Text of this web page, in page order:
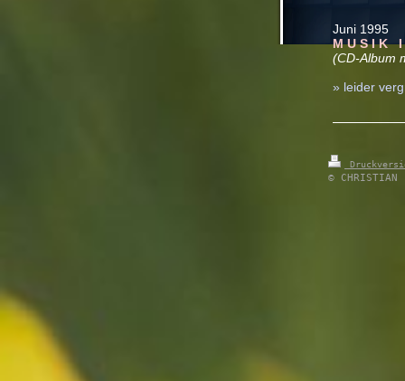
Juni 1995
M U S I K
(CD-Album
» leider
© CHRISTIAN